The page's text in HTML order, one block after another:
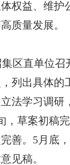
权益、维
高质量发展。
集区直单位召
列出具体
法学习调
，草案初稿
善。 5月底
见稿。